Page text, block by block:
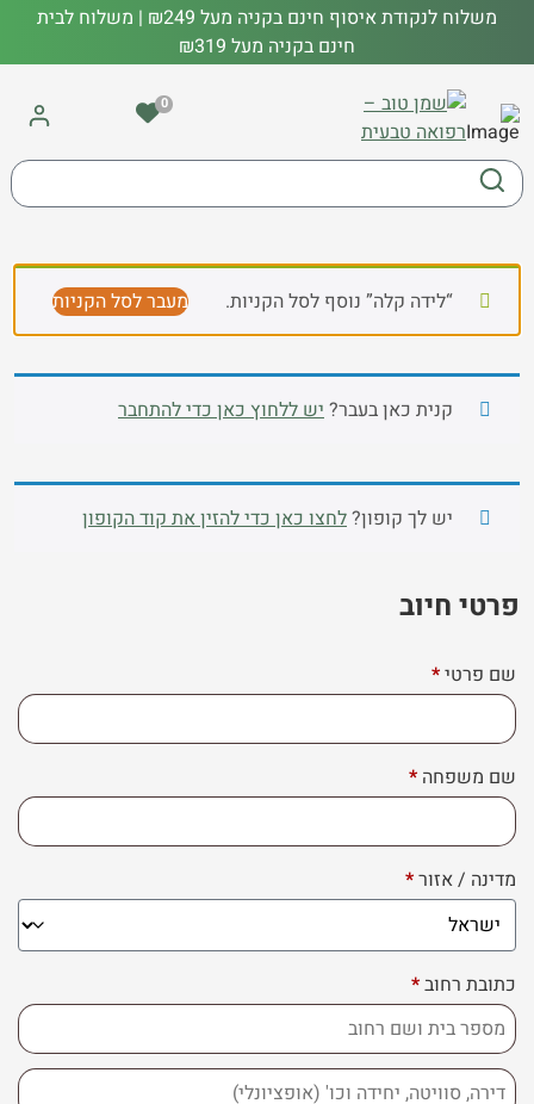
משלוח לנקודת איסוף חינם בקניה מעל ₪249 | משלוח לבית
חינם בקניה מעל ₪319
0
“לידה קלה” נוסף לסל הקניות. מעבר לסל הקניות
קנית כאן בעבר?יש ללחוץ כאן כדי להתחבר
יש לך קופון?לחצו כאן כדי להזין את קוד הקופון
פרטי חיוב‫
שם פרטי*
שם משפחה *
מדינה / אזור*
כתובת רחוב*
דירה,